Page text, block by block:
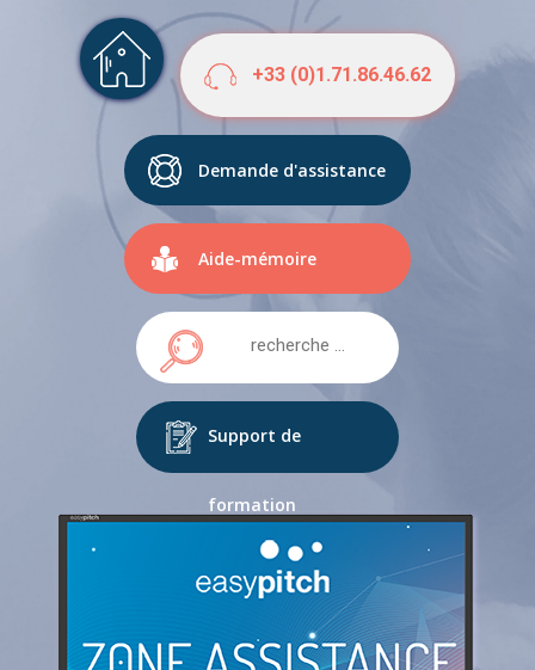
+33 (0)1.71.86.46.62
Demande d'assistance
Aide-mémoire
Support de
formation